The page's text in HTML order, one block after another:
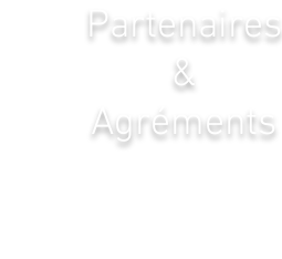
Partenaires
&
Agréments